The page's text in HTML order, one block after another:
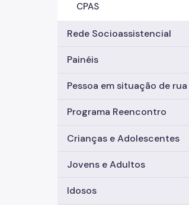
CPAS
Rede Socioassistencial
Painéis
Pessoa em situação de rua
Programa Reencontro
Crianças e Adolescentes
Jovens e Adultos
Idosos